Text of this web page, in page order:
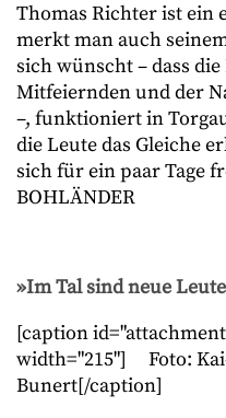
Thomas Richter ist ein
merkt man auch
sich wünscht – dass
Mitfeiernden und der
–, funktioniert in
die Leute das Gleiche
sich für ein paar Tage
BOHLÄNDER
»Im Tal sind neue
[caption
width="215"]
Foto:
Bunert[/caption]